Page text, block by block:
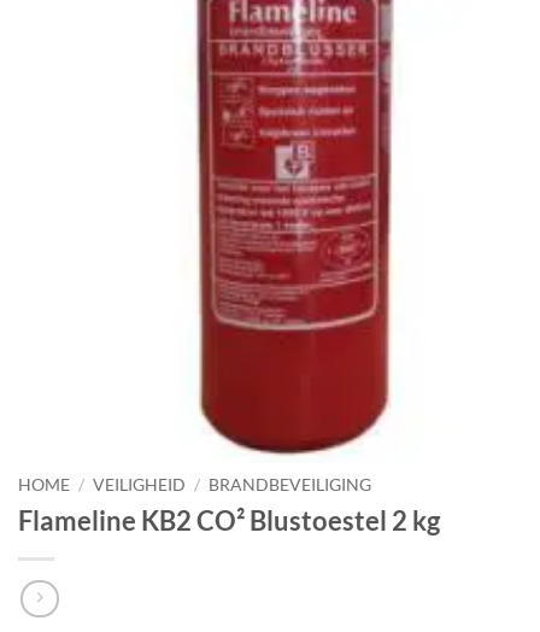
HOME / VEILIGHEID / BRANDBEVEILIGING
Flameline KB2 CO² Blustoestel 2 kg